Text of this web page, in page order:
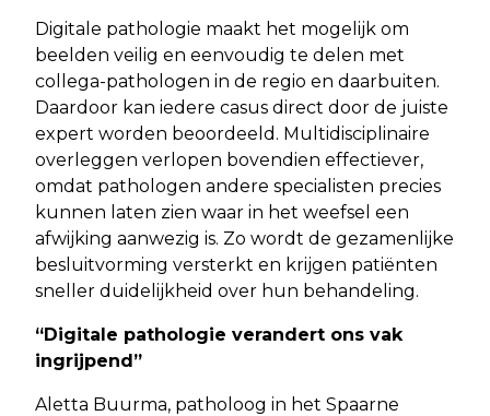
Digitale pathologie maakt het mogelijk om
beelden veilig en eenvoudig te delen met
collega-pathologen in de regio en daarbuiten.
Daardoor kan iedere casus direct door de juiste
expert worden beoordeeld. Multidisciplinaire
overleggen verlopen bovendien effectiever,
omdat pathologen andere specialisten precies
kunnen laten zien waar in het weefsel een
afwijking aanwezig is. Zo wordt de gezamenlijke
besluitvorming versterkt en krijgen patiënten
sneller duidelijkheid over hun behandeling.
“Digitale pathologie verandert ons vak
ingrijpend”
Aletta Buurma, patholoog in het Spaarne